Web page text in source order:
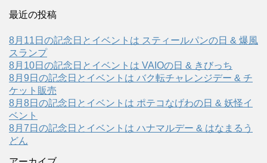
最近の投稿
8月11日の記念日とイベントは スティールパンの日 & 爆風
スランプ
8月10日の記念日とイベントは VAIOの日 & きびっち
8月9日の記念日とイベントは バク転チャレンジデー & チ
ケット販売
8月8日の記念日とイベントは ポテコなげわの日 & 妖怪イ
ベント
8月7日の記念日とイベントは ハナマルデー & はなまるう
どん